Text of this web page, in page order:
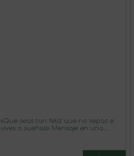
«Que seas tan feliz que no sepas si
vives o sueñas» Mensaje en una